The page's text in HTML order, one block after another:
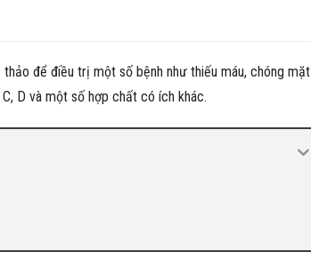
để điều trị một số bệnh như thiếu máu, chóng mặt
D và một số hợp chất có ích khác.